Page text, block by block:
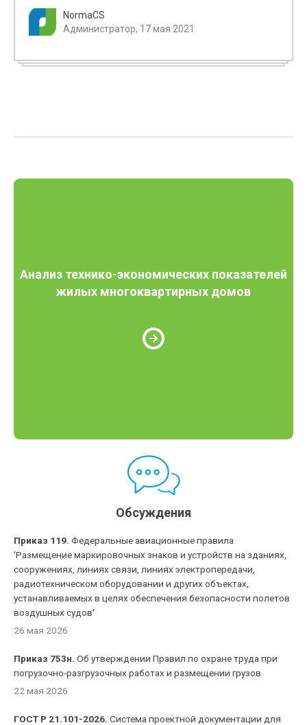
NormaCS
Администратор, 17 мая 2021
Анализ технико-экономических показателей
жилых многоквартирных домов
Обсуждения
Приказ 119. Федеральные авиационные правила
'Размещение маркировочных знаков и устройств на зданиях,
сооружениях, линиях связи, линиях электропередачи,
радиотехническом оборудовании и других объектах,
устанавливаемых в целях обеспечения безопасности полетов
воздушных судов'
26 мая 2026
Приказ 753н. Об утверждении Правил по охране труда при
погрузочно-разгрузочных работах и размещении грузов
22 мая 2026
ГОСТ Р 21.101-2026. Система проектной документации для